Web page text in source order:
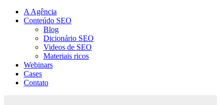
A Agência
Conteúdo SEO
Blog
Dicionário SEO
Videos de SEO
Materiais ricos
Webinars
Cases
Contato